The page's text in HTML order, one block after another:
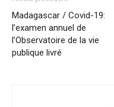
Madagascar / Covid-19:
l’examen annuel de
l’Observatoire de la vie
publique livré